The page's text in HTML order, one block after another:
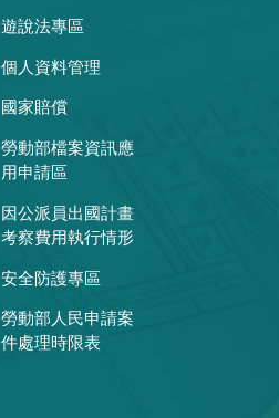
遊說法專區
個人資料管理
國家賠償
勞動部檔案資訊應
用申請區
因公派員出國計畫
考察費用執行情形
安全防護專區
勞動部人民申請案
件處理時限表